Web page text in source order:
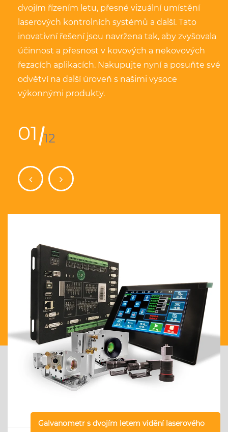
dvojím řízením letu, přesné vizuální umístění
laserových kontrolních systémů a další. Tato
inovativní řešení jsou navržena tak, aby zvyšovala
účinnost a přesnost v kovových a nekovových
řezacích aplikacích. Nakupujte nyní a posuňte své
odvětví na další úroveň s našimi vysoce
výkonnými produkty.
01 12
Galvanometr s dvojím letem vidění laserového